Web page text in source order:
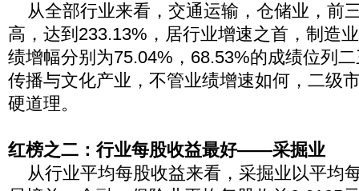
从全部行业来看，交通运输，仓储业，前
高，达到233.13%，居行业增速之首，制造
绩增幅分别为75.04%，68.53%的成绩位列
传播与文化产业，不管业绩增速如何，二级
硬道理。
红榜之二：行业每股收益最好——采掘业
从行业平均每股收益来看，采掘业以平均